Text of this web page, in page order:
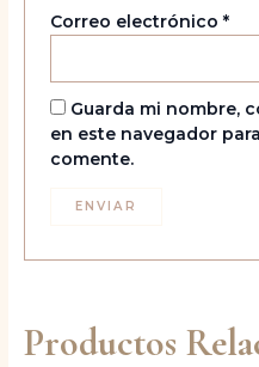
Correo electrónico *
Guarda mi nombre,
en este navegador
comente.
Productos